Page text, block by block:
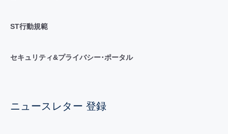
ST行動規範
セキュリティ&プライバシー･ポータル
ニュースレター 登録